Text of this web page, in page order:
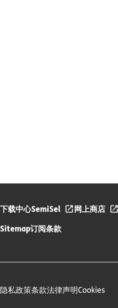
下载中心SemiSel
网上商店
Sitemap订阅条款
隐私政策条款法律声明Cookies